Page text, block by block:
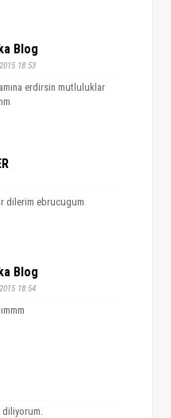
Blog
18:53
erdirsin mutluluklar
dilerim ebrucugum
Blog
18:54